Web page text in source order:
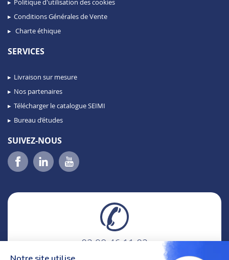
Politique d'utilisation des cookies
Conditions Générales de Vente
Charte éthique
SERVICES
Livraison sur mesure
Nos partenaires
Télécharger le catalogue SEIMI
Bureau d’études
SUIVEZ-NOUS
02 98 46 11 02